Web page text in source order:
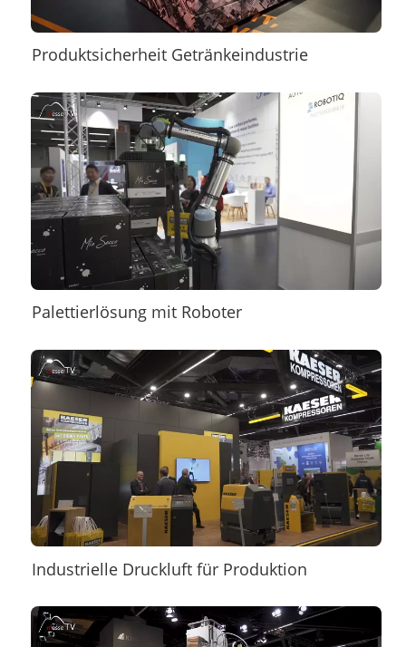
Produktsicherheit Getränkeindustrie
Palettierlösung mit Roboter
Industrielle Druckluft für Produktion